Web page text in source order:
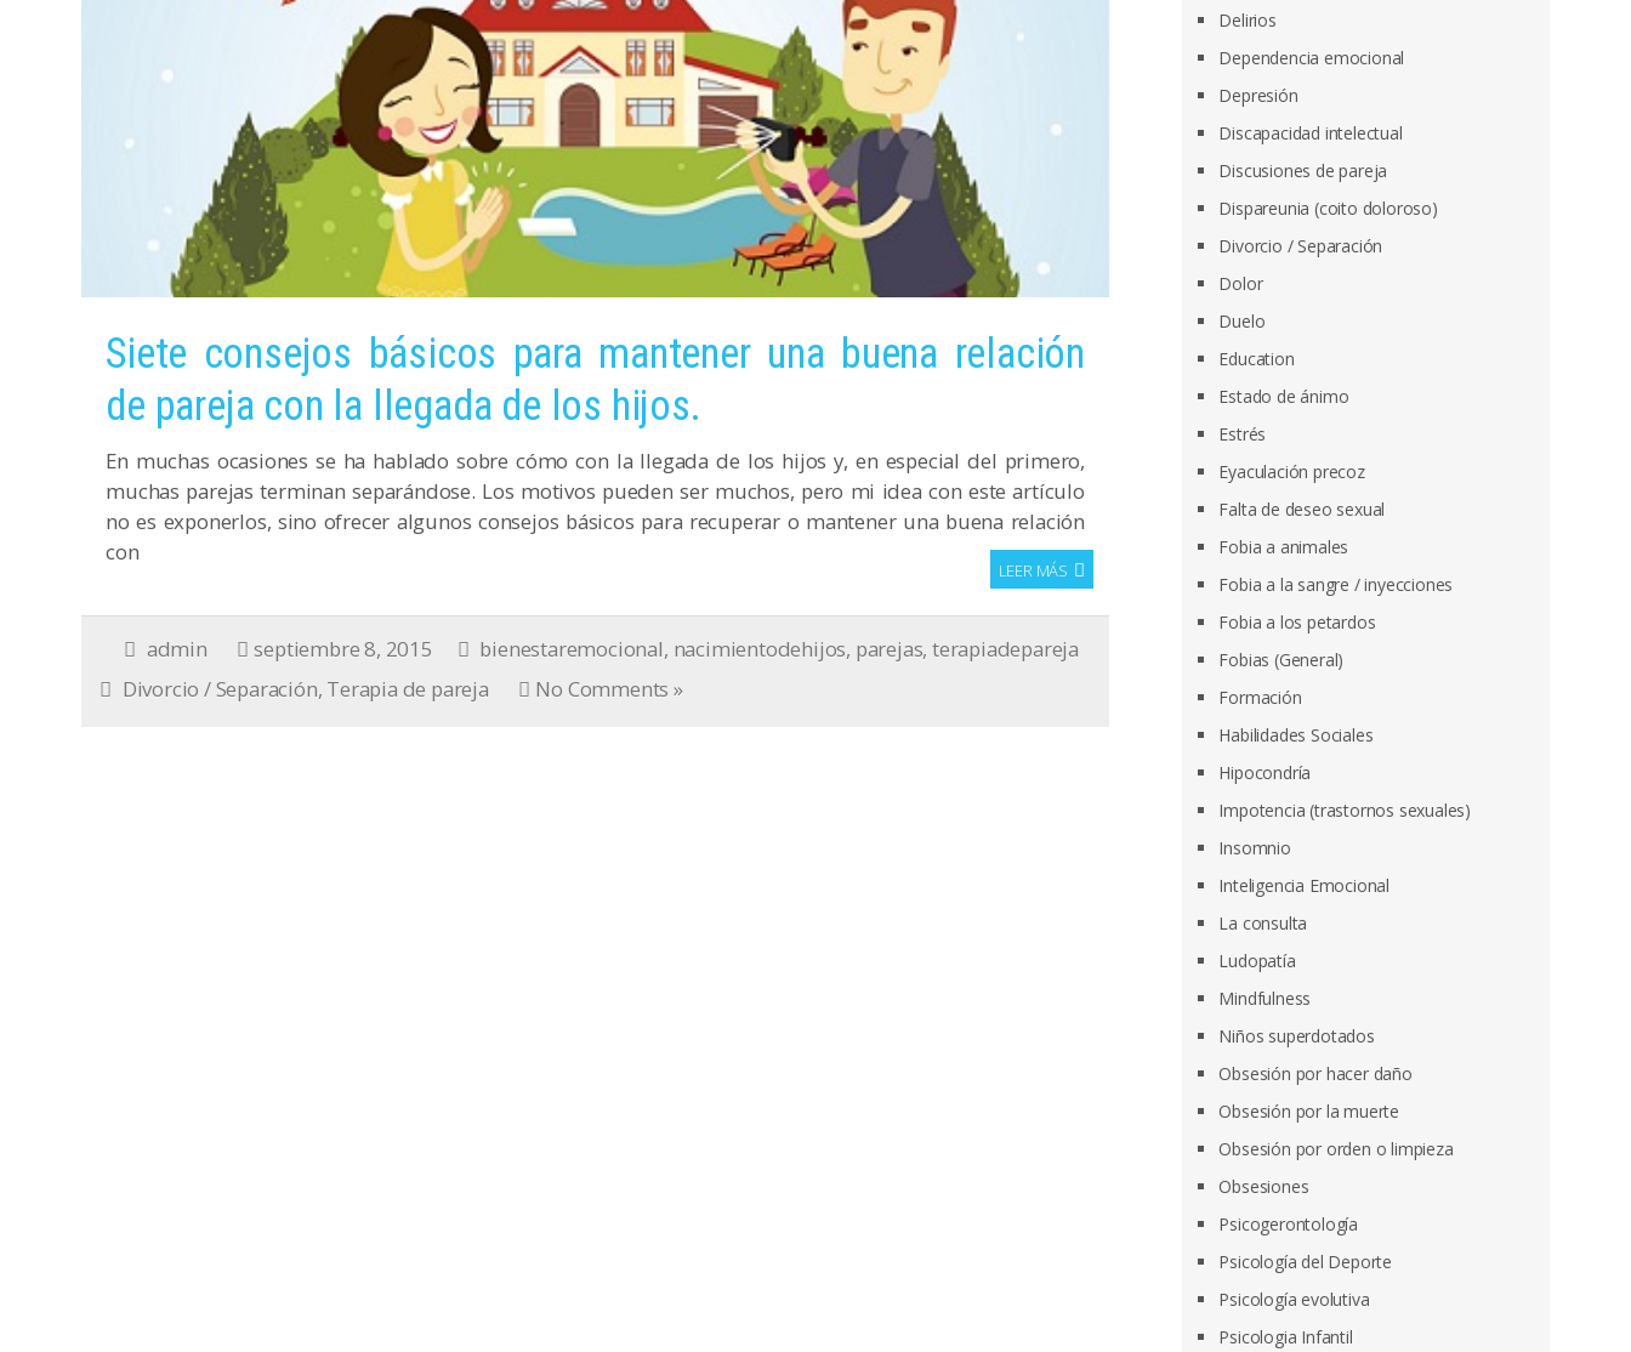
Siete consejos básicos para mantener una buena relación
de pareja con la llegada de los hijos.
En muchas ocasiones se ha hablado sobre cómo con la llegada de los hijos y, en especial del primero,
muchas parejas terminan separándose. Los motivos pueden ser muchos, pero mi idea con este artículo
no es exponerlos, sino ofrecer algunos consejos básicos para recuperar o mantener una buena relación
con
LEER MÁS
admin septiembre 8, 2015 bienestaremocional, nacimientodehijos, parejas, terapiadepareja
Divorcio / Separación, Terapia de pareja No Comments »
Delirios
Dependencia emocional
Depresión
Discapacidad intelectual
Discusiones de pareja
Dispareunia (coito doloroso)
Divorcio / Separación
Dolor
Duelo
Education
Estado de ánimo
Estrés
Eyaculación precoz
Falta de deseo sexual
Fobia a animales
Fobia a la sangre / inyecciones
Fobia a los petardos
Fobias (General)
Formación
Habilidades Sociales
Hipocondría
Impotencia (trastornos sexuales)
Insomnio
Inteligencia Emocional
La consulta
Ludopatía
Mindfulness
Niños superdotados
Obsesión por hacer daño
Obsesión por la muerte
Obsesión por orden o limpieza
Obsesiones
Psicogerontología
Psicología del Deporte
Psicología evolutiva
Psicologia Infantil